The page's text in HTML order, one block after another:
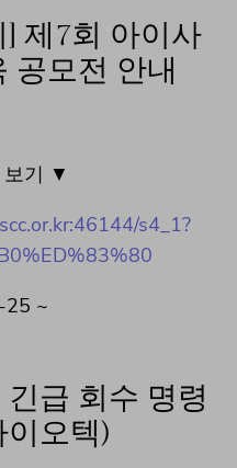
제7회 아이사
공모전 안내
보기 ▼
s4_1?
25 ~
급 회수 명령
이오텍)